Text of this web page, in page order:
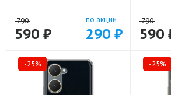
790
590 ₽
по акции
290 ₽
790
590
-25% -25%